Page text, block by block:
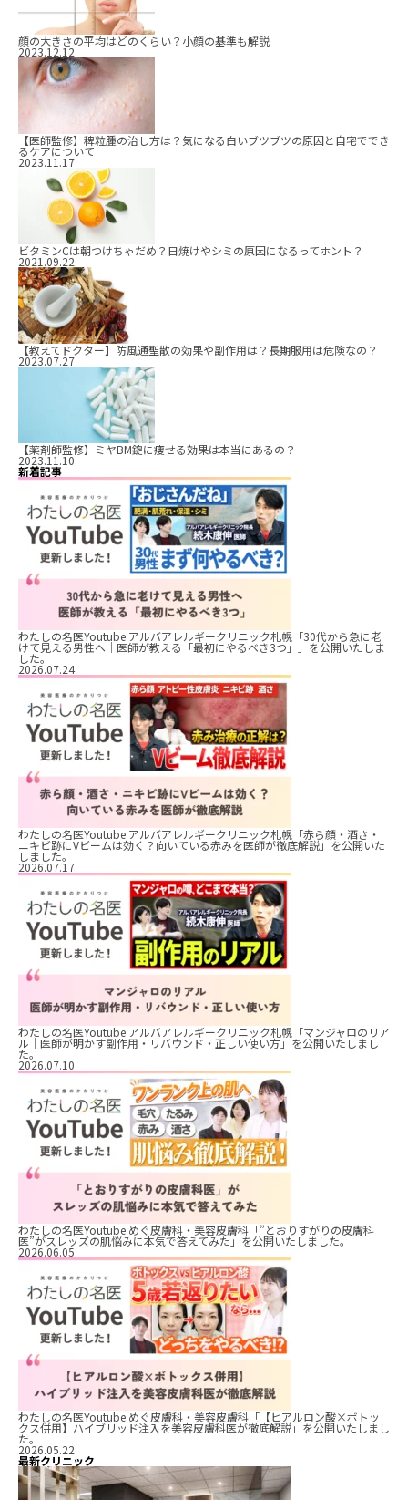
顔の大きさの平均はどのくらい？小顔の基準も解説
2023.12.12
【医師監修】稗粒腫の治し方は？気になる白いブツブツの原因と自宅ででき
るケアについて
2023.11.17
ビタミンCは朝つけちゃだめ？日焼けやシミの原因になるってホント？
2021.09.22
【教えてドクター】防風通聖散の効果や副作用は？長期服用は危険なの？
2023.07.27
【薬剤師監修】ミヤBM錠に痩せる効果は本当にあるの？
2023.11.10
新着記事
わたしの名医Youtube アルバアレルギークリニック札幌「30代から急に老
けて見える男性へ｜医師が教える「最初にやるべき3つ」」を公開いたしま
した。
2026.07.24
わたしの名医Youtube アルバアレルギークリニック札幌「赤ら顔・酒さ・
ニキビ跡にVビームは効く？向いている赤みを医師が徹底解説」を公開いた
しました。
2026.07.17
わたしの名医Youtube アルバアレルギークリニック札幌「マンジャロのリア
ル｜医師が明かす副作用・リバウンド・正しい使い方」を公開いたしまし
た。
2026.07.10
わたしの名医Youtube めぐ皮膚科・美容皮膚科「”とおりすがりの皮膚科
医”がスレッズの肌悩みに本気で答えてみた」を公開いたしました。
2026.06.05
わたしの名医Youtube めぐ皮膚科・美容皮膚科「【ヒアルロン酸×ボトッ
クス併用】ハイブリッド注入を美容皮膚科医が徹底解説」を公開いたしまし
た。
2026.05.22
最新クリニック